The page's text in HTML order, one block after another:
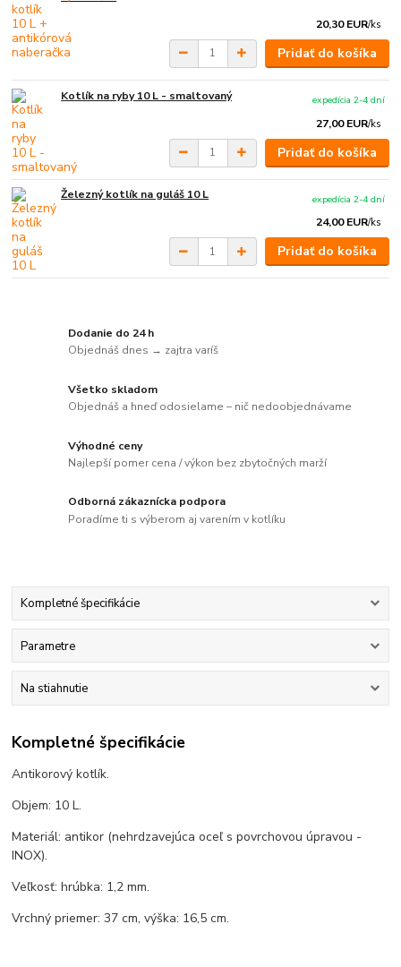
20,30 EUR/ks
Pridať do košíka
Kotlík na ryby 10 L - smaltovaný
27,00 EUR/ks
expedícia 2-4 dní
Pridať do košíka
Železný kotlík na guláš 10 L
24,00 EUR/ks
expedícia 2-4 dní
Pridať do košíka
Dodanie do 24 h
Objednáš dnes → zajtra varíš
Všetko skladom
Objednáš a hneď odosielame – nič nedoobjednávame
Výhodné ceny
Najlepší pomer cena / výkon bez zbytočných marží
Odborná zákaznícka podpora
Poradíme ti s výberom aj varením v kotlíku
Kompletné špecifikácie
Parametre
Na stiahnutie
Kompletné špecifikácie
Antikorový kotlík.
Objem: 10 L.
Materiál: antikor (nehrdzavejúca oceľ s povrchovou úpravou -
INOX).
Veľkosť: hrúbka: 1,2 mm.
Vrchný priemer: 37 cm, výška: 16,5 cm.